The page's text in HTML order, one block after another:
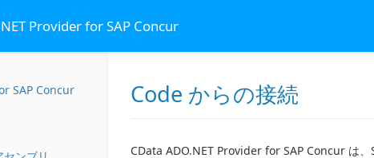
Provider for SAP Concur
SAP Concur
Code からの接続
CData ADO.NET Provider for SAP Concur は